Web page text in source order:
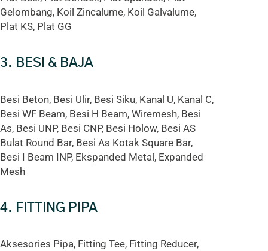
Gelombang, Koil Zincalume, Koil Galvalume,
Plat KS, Plat GG
3. BESI & BAJA
Besi Beton, Besi Ulir, Besi Siku, Kanal U, Kanal C,
Besi WF Beam, Besi H Beam, Wiremesh, Besi
As, Besi UNP, Besi CNP, Besi Holow, Besi AS
Bulat Round Bar, Besi As Kotak Square Bar,
Besi I Beam INP, Ekspanded Metal, Expanded
Mesh
4. FITTING PIPA
Aksesories Pipa, Fitting Tee, Fitting Reducer,